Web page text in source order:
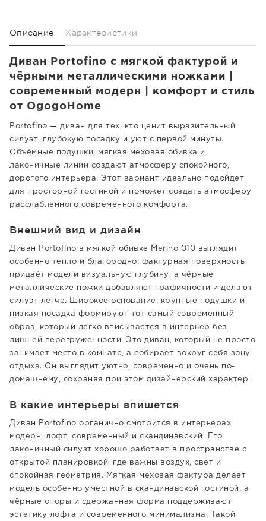
Описание Характеристики
Диван Portofino с мягкой фактурой и
чёрными металлическими ножками |
современный модерн | комфорт и стиль
от OgogoHome
Portofino — диван для тех, кто ценит выразительный
силуэт, глубокую посадку и уют с первой минуты.
Объёмные подушки, мягкая меховая обивка и
лаконичные линии создают атмосферу спокойного,
дорогого интерьера. Этот вариант идеально подойдет
для просторной гостиной и поможет создать атмосферу
расслабленного современного комфорта.
Внешний вид и дизайн
Диван Portofino в мягкой обивке Merino 010 выглядит
особенно тепло и благородно: фактурная поверхность
придаёт модели визуальную глубину, а чёрные
металлические ножки добавляют графичности и делают
силуэт легче. Широкое основание, крупные подушки и
низкая посадка формируют тот самый современный
образ, который легко вписывается в интерьер без
лишней перегруженности. Это диван, который не просто
занимает место в комнате, а собирает вокруг себя зону
отдыха. Он выглядит уютно, современно и очень по-
домашнему, сохраняя при этом дизайнерский характер.
В какие интерьеры впишется
Диван Portofino органично смотрится в интерьерах
модерн, лофт, современный и скандинавский. Его
лаконичный силуэт хорошо работает в пространстве с
открытой планировкой, где важны воздух, свет и
спокойная геометрия. Мягкая меховая фактура делает
модель особенно уместной в скандинавской гостиной, а
чёрные опоры и сдержанная форма поддерживают
эстетику лофта и современного минимализма. Такой